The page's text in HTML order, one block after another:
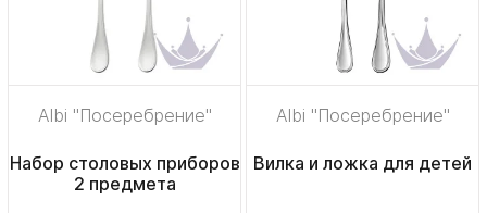
Albi "Посеребрение"
Набор столовых приборов
2 предмета
Albi "Посеребрение"
Вилка и ложка для детей